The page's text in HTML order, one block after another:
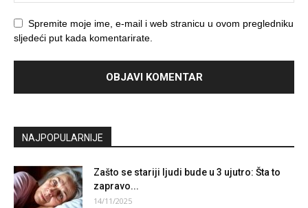
Spremite moje ime, e-mail i web stranicu u ovom pregledniku
sljedeći put kada komentarirate.
NAJPOPULARNIJE
Zašto se stariji ljudi bude u 3 ujutro: Šta to
zapravo...
14/11/2025